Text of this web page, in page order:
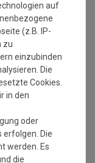
Belag in
dass es zu
das Material
der Bodenbelag
Erker
mit ausmessen.
auf
(z.B. IP-
zu
einzubinden
Die
Cookies.
in den
oder
erfolgen. Die
werden. Es
die